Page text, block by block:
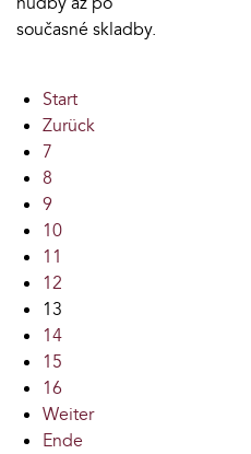
současné skladby.
Start
Zurück
7
8
9
10
11
12
13
14
15
16
Weiter
Ende